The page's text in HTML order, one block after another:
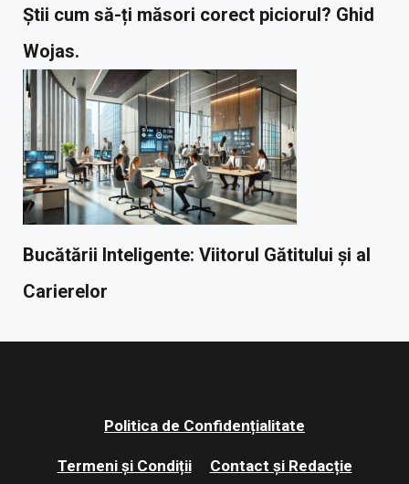
Știi cum să-ți măsori corect piciorul? Ghid
Wojas.
Bucătării Inteligente: Viitorul Gătitului și al
Carierelor
Politica de Confidențialitate
Termeni și Condiții Contact și Redacție